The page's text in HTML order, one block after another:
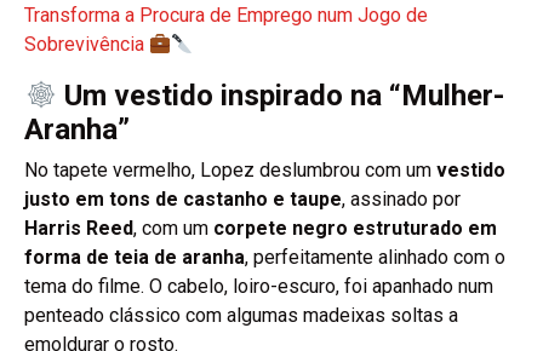
Transforma a Procura de Emprego num Jogo de
Sobrevivência
Um vestido inspirado na “Mulher-
Aranha”
No tapete vermelho, Lopez deslumbrou com um vestido
justo em tons de castanho e taupe, assinado por
Harris Reed, com um corpete negro estruturado em
forma de teia de aranha, perfeitamente alinhado com o
tema do filme. O cabelo, loiro-escuro, foi apanhado num
penteado clássico com algumas madeixas soltas a
emoldurar o rosto.